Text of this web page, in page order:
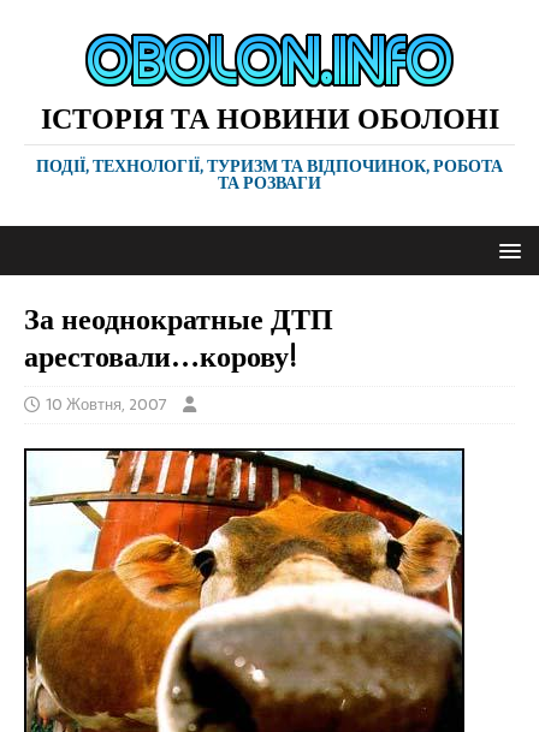
ІСТОРІЯ ТА НОВИНИ ОБОЛОНІ
ПОДІЇ, ТЕХНОЛОГІЇ, ТУРИЗМ ТА ВІДПОЧИНОК, РОБОТА
ТА РОЗВАГИ
За неоднократные ДТП
арестовали…корову!
10 Жовтня, 2007